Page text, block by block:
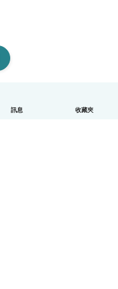
訊息 收藏夾